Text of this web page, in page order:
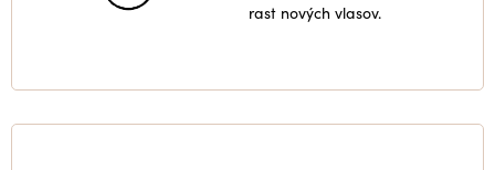
rast nových vlasov.